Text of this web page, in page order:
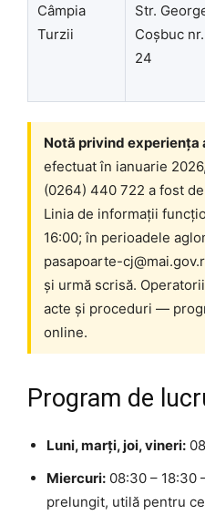
Câmpia
Turzii
Str.
Coșbuc nr.
24
Notă privind experiența
efectuat în ianuarie
(0264) 440 722 a fost
Linia de informații
16:00; în perioadele
pasapoarte-
și urmă scrisă.
acte și proceduri —
online.
Program de
Luni, marți, joi, vineri:
Miercuri: 08:30 – 18:30
prelungit, utilă pentru